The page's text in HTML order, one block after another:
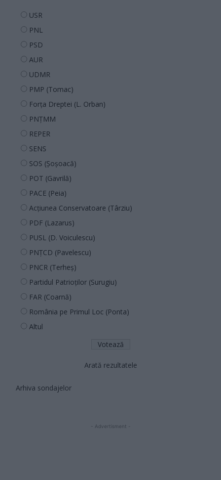
USR
PNL
PSD
AUR
UDMR
PMP (Tomac)
Forța Dreptei (L. Orban)
PNȚMM
REPER
SENS
SOS (Șoșoacă)
POT (Gavrilă)
PACE (Peia)
Acțiunea Conservatoare (Târziu)
PDF (Lazarus)
PUSL (D. Voiculescu)
PNȚCD (Pavelescu)
PNCR (Terheș)
Partidul Patrioților (Surugiu)
FAR (Coarnă)
România pe Primul Loc (Ponta)
Altul
Arată rezultatele
Arhiva sondajelor
- Advertisment -